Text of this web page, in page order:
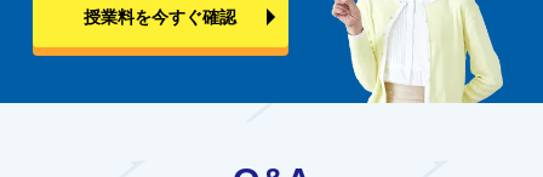
授業料を今すぐ確認